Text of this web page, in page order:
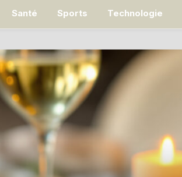
Santé Sports Technologie